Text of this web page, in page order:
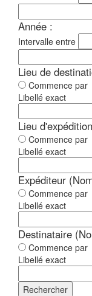
Année :
Intervalle entre
Lieu de
Commence par
Libellé exact
Lieu
Commence par
Libellé exact
Expéditeur
Commence par
Libellé exact
Destinataire
Commence par
Libellé exact
Rechercher